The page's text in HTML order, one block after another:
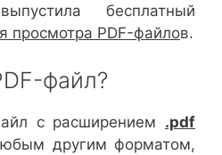
бесплатный
просмотра PDF-файлов.
файл?
с расширением .pdf
другим форматом,